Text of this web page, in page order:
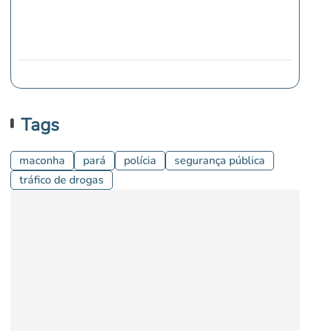
Tags
maconha pará polícia
segurança pública
tráfico de drogas